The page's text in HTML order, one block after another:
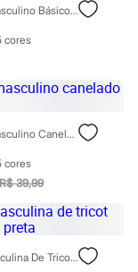
Gorro Masculino Básico Cinza
cores
Gorro Masculino Canelado Cinza
cores
R$ 39,99
Polo Masculina De Tricot Canelada Preta